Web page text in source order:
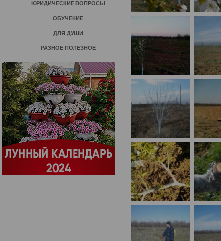
ЮРИДИЧЕСКИЕ ВОПРОСЫ
ОБУЧЕНИЕ
ДЛЯ ДУШИ
РАЗНОЕ ПОЛЕЗНОЕ